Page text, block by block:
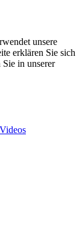
unsere
erklären Sie sich
in unserer
Videos